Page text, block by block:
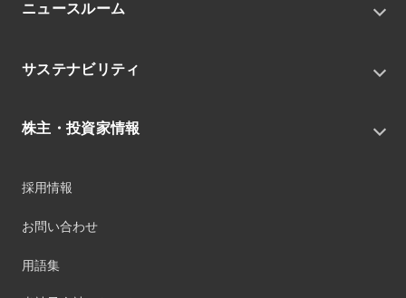
会社概要
中期経営戦略
役員
事業
ニュースルーム
トピックス
IRニュース
サステナビリティ
環境
ガバナンス
マテリアリティ
株主・投資家情報
財務ハイライト
IRカレンダー
採用情報
お問い合わせ
用語集